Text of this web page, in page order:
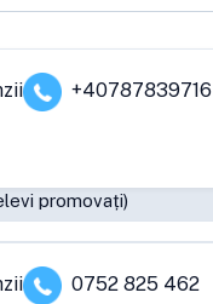
+40787839716
promovați)
0752 825 462